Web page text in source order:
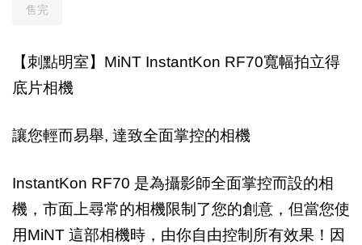
售完
【刺點明室】MiNT InstantKon RF70寬幅拍立得
底片相機
讓您輕而易舉, 達致全面掌控的相機
InstantKon RF70 是為攝影師全面掌控而設的相
機，市面上尋常的相機限制了您的創意，但當您使
用MiNT 這部相機時，由你自由控制所有效果！因